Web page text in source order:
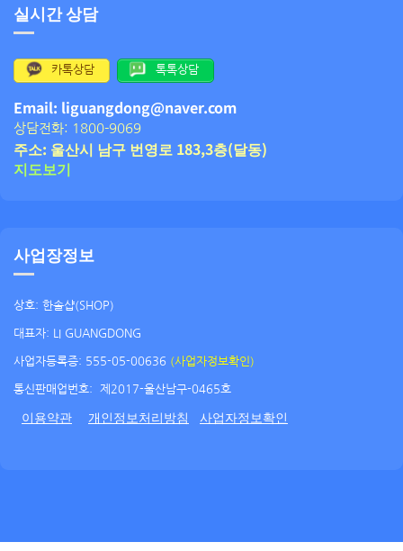
실시간 상담
카톡상담 톡톡상담
Email: liguangdong@naver.com
상담전화: 1800-9069
주소: 울산시 남구 번영로 183,3층(달동)
지도보기
사업장정보
상호: 한솔샵(SHOP)
대표자: LI GUANGDONG
사업자등록증: 555-05-00636 (사업자정보확인)
통신판매업번호: 제2017-울산남구-0465호
이용약관 개인정보처리방침 사업자정보확인